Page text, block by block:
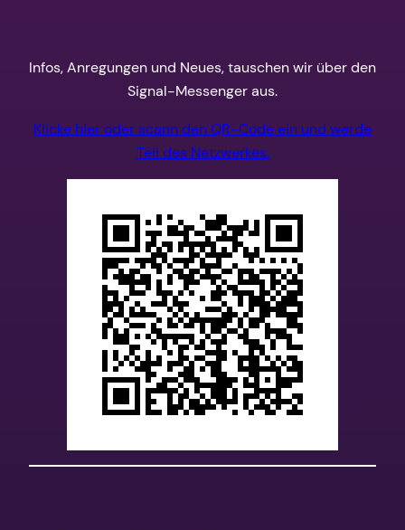
Infos, Anregungen und Neues, tauschen wir über den
Signal-Messenger aus.
Klicke hier oder scann den QR-Code ein und werde
Teil des Netzwerkes.